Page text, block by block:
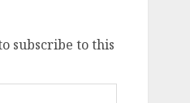
subscribe to this